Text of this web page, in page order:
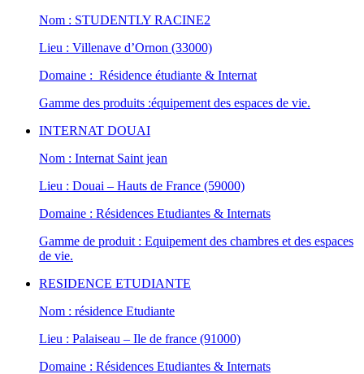
Nom : STUDENTLY RACINE2
Lieu : Villenave d’Ornon (33000)
Domaine : Résidence étudiante & Internat
Gamme des produits :équipement des espaces de vie.
INTERNAT DOUAI
Nom : Internat Saint jean
Lieu : Douai – Hauts de France (59000)
Domaine : Résidences Etudiantes & Internats
Gamme de produit : Equipement des chambres et des espaces
de vie.
RESIDENCE ETUDIANTE
Nom : résidence Etudiante
Lieu : Palaiseau – Ile de france (91000)
Domaine : Résidences Etudiantes & Internats